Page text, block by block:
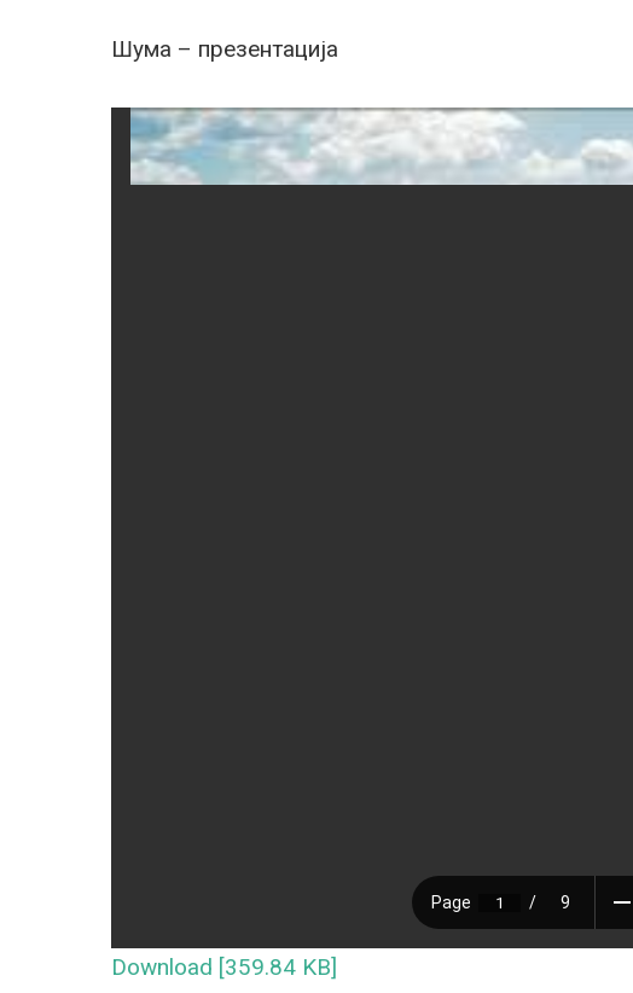
Шума – презентација
Download [359.84 KB]